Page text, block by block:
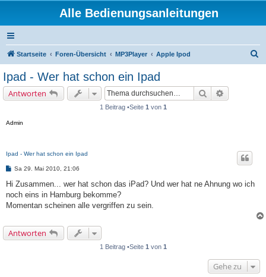
Alle Bedienungsanleitungen
Startseite Foren-Übersicht MP3Player Apple Ipod
Ipad - Wer hat schon ein Ipad
Antworten Suche
1 Beitrag •Seite 1 von 1
Admin
Ipad - Wer hat schon ein Ipad
B
i
r
a
Sa 29. Mai 2010, 21:06
Hi Zusammen... wer hat schon das iPad? Und wer hat ne Ahnung wo ich
noch eins in Hamburg bekomme?
Momentan scheinen alle vergriffen zu sein.
Antworten
1 Beitrag •Seite 1 von 1
Gehe zu